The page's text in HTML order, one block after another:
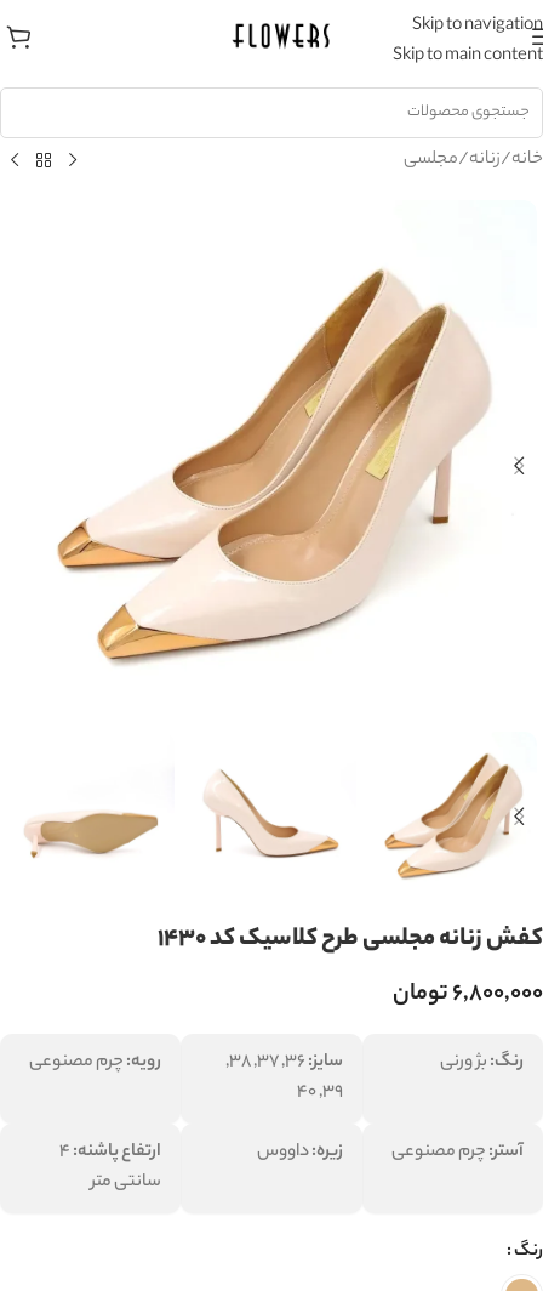
Skip to navigation
Skip to main content
خانه/زنانه/مجلسی
کفش زنانه مجلسی طرح کلاسیک کد 1430
۶,۸۰۰,۰۰۰تومان
رنگ:بژ ورنی سایز:
36, 37, 38,
39, 40
رویه:چرم مصنوعی
آستر:چرم مصنوعی زیره:داووس ارتفاع پاشنه:4
سانتی متر
رنگ